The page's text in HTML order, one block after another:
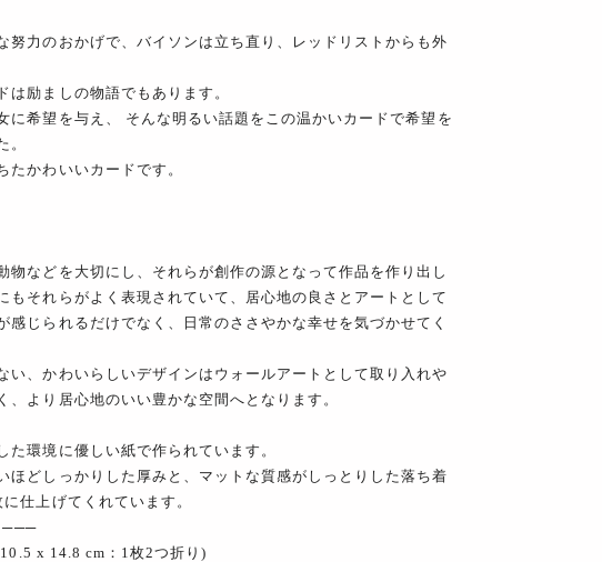
努力のおかげで、バイソンは立ち直り、レッドリストからも外
は励ましの物語でもあります。
に希望を与え、 そんな明るい話題をこの温かいカードで希望を
。
たかわいいカードです。
物などを大切にし、それらが創作の源となって作品を作り出し
もそれらがよく表現されていて、居心地の良さとアートとして
感じられるだけでなく、日常のささやかな幸せを気づかせてく
い、かわいらしいデザインはウォールアートとして取り入れや
、より居心地のいい豊かな空間へとなります。
た環境に優しい紙で作られています。
ほどしっかりした厚みと、マットな質感がしっとりした落ち着
仕上げてくれています。
───
x 14.8 cm：1枚2つ折り)